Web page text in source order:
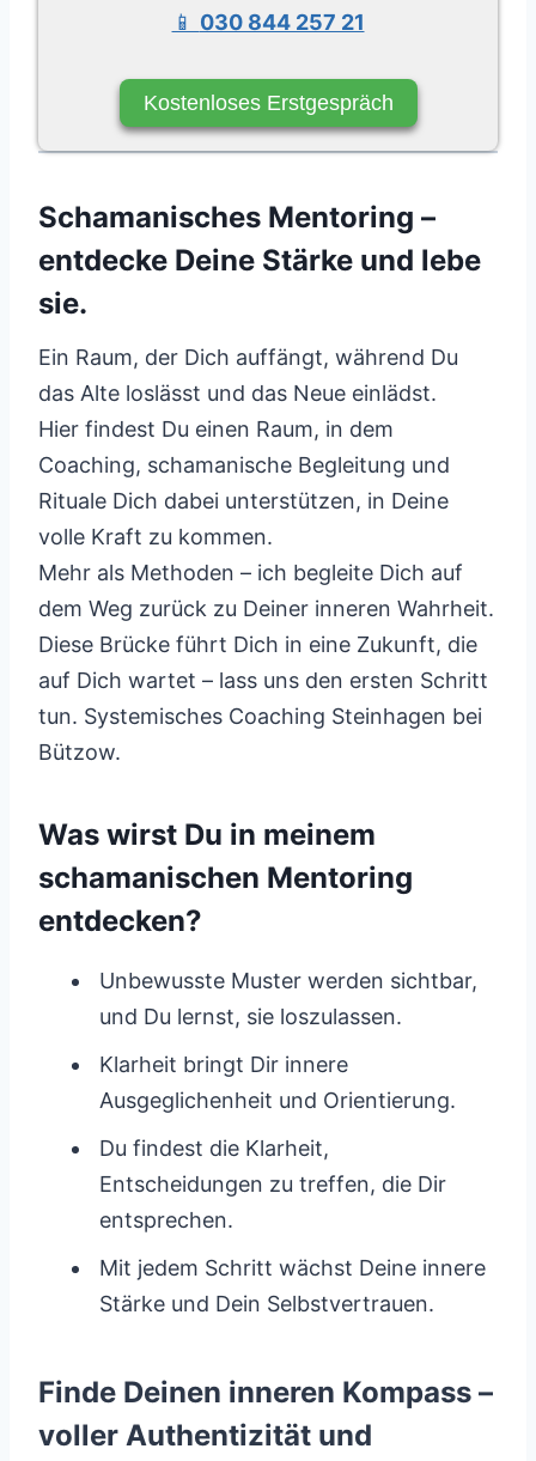
📱 030 844 257 21
Kostenloses Erstgespräch
Schamanisches Mentoring –
entdecke Deine Stärke und lebe
sie.
Ein Raum, der Dich auffängt, während Du
das Alte loslässt und das Neue einlädst.
Hier findest Du einen Raum, in dem
Coaching, schamanische Begleitung und
Rituale Dich dabei unterstützen, in Deine
volle Kraft zu kommen.
Mehr als Methoden – ich begleite Dich auf
dem Weg zurück zu Deiner inneren Wahrheit.
Diese Brücke führt Dich in eine Zukunft, die
auf Dich wartet – lass uns den ersten Schritt
tun. Systemisches Coaching Steinhagen bei
Bützow.
Was wirst Du in meinem
schamanischen Mentoring
entdecken?
Unbewusste Muster werden sichtbar,
und Du lernst, sie loszulassen.
Klarheit bringt Dir innere
Ausgeglichenheit und Orientierung.
Du findest die Klarheit,
Entscheidungen zu treffen, die Dir
entsprechen.
Mit jedem Schritt wächst Deine innere
Stärke und Dein Selbstvertrauen.
Finde Deinen inneren Kompass –
voller Authentizität und